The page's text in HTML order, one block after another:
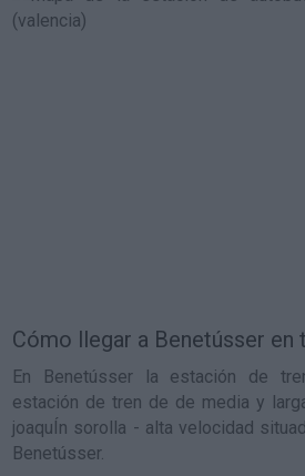
Cómo llegar a Benetússer en
En Benetússer la estación de
estación de tren de de media y
joaquÍn sorolla - alta velocidad
Benetússer.